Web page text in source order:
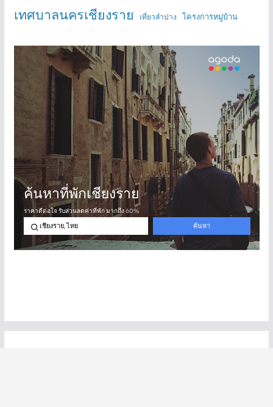
เทศบาลนครเชียงราย เที่ยวลำปาง โครงการหมู่บ้าน